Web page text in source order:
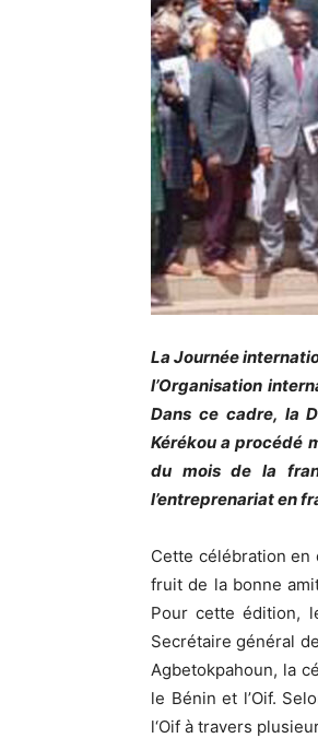
La Journée
l’Organisation
Dans ce cadre, la
Kérékou a procédé
du mois de la
l’entreprenariat en
Cette célébration en
fruit de la bonne
Pour cette édition,
Secrétaire général
Agbetokpahoun, la
le Bénin et l’Oif.
l‘Oif à travers